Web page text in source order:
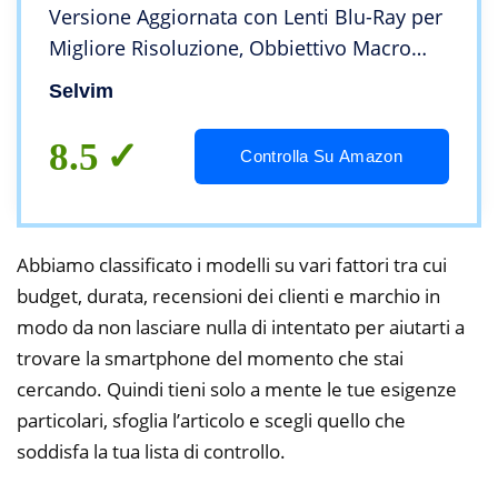
Versione Aggiornata con Lenti Blu-Ray per
Migliore Risoluzione, Obbiettivo Macro
25x, Grandangolare 0.62X, Fisheye 235,
Universale.
Selvim
8.5 Controlla Su Amazon
Abbiamo classificato i modelli su vari fattori tra cui
budget, durata, recensioni dei clienti e marchio in
modo da non lasciare nulla di intentato per aiutarti a
trovare la smartphone del momento che stai
cercando. Quindi tieni solo a mente le tue esigenze
particolari, sfoglia l’articolo e scegli quello che
soddisfa la tua lista di controllo.